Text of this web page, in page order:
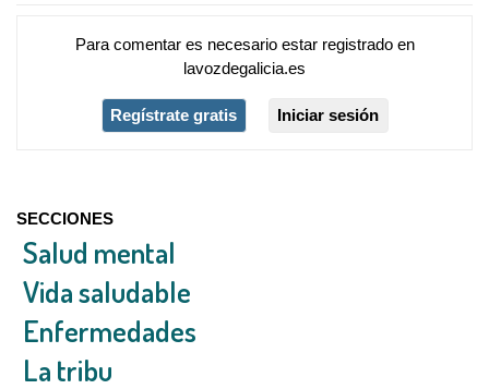
Para comentar es necesario estar registradoen
lavozdegalicia.es
Regístrate gratis Iniciar sesión
SECCIONES
Salud mental
Vida saludable
Enfermedades
La tribu